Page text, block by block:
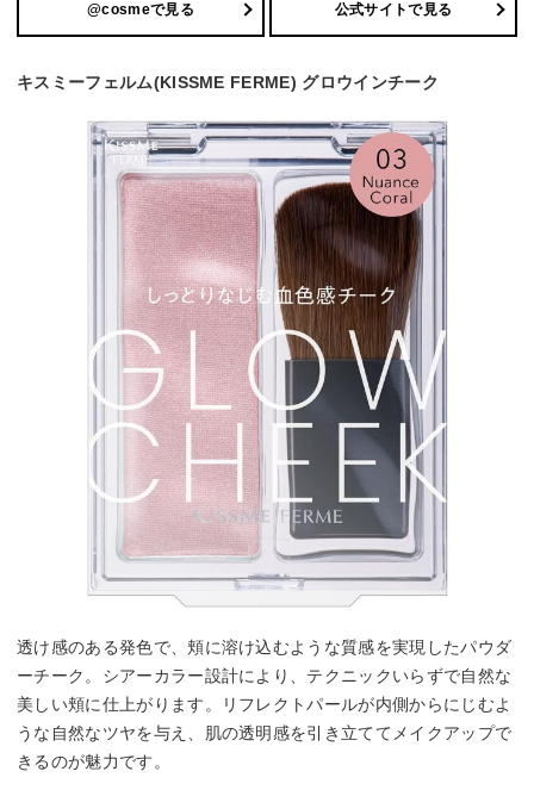
@cosmeで見る 公式サイトで見る
キスミーフェルム(KISSME FERME) グロウインチーク
透け感のある発色で、頬に溶け込むような質感を実現したパウダ
ーチーク。シアーカラー設計により、テクニックいらずで自然な
美しい頬に仕上がります。リフレクトパールが内側からにじむよ
うな自然なツヤを与え、肌の透明感を引き立ててメイクアップで
きるのが魅力です。